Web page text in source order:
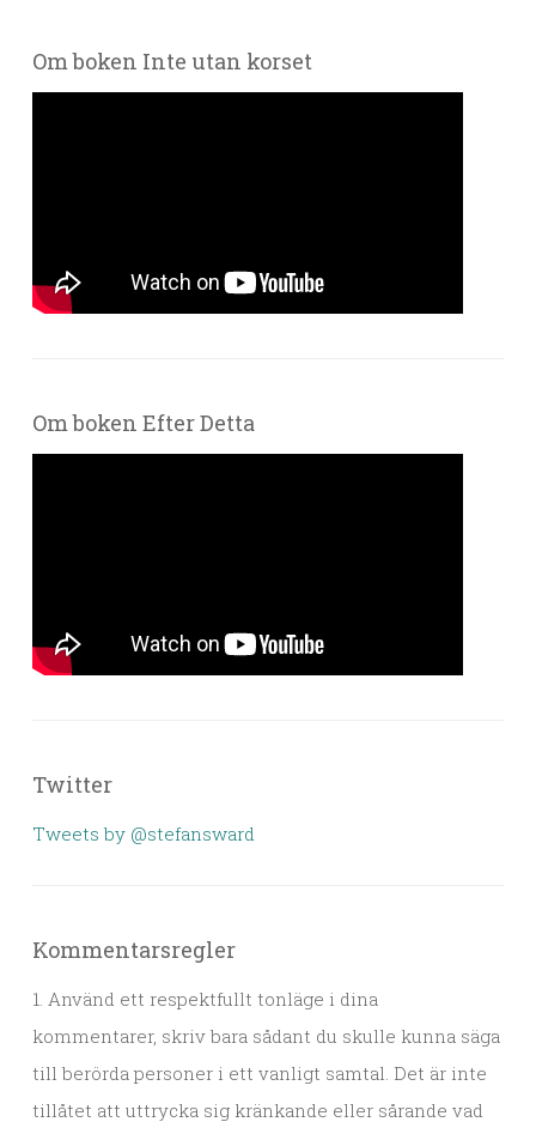
Om boken Inte utan korset
Om boken Efter Detta
Twitter
Tweets by @stefansward
Kommentarsregler
1. Använd ett respektfullt tonläge i dina
kommentarer, skriv bara sådant du skulle kunna säga
till berörda personer i ett vanligt samtal. Det är inte
tillåtet att uttrycka sig kränkande eller sårande vad